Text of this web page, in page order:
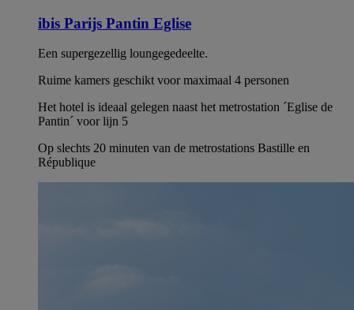
ibis Parijs Pantin Eglise
Een supergezellig loungegedeelte.
Ruime kamers geschikt voor maximaal 4 personen
Het hotel is ideaal gelegen naast het metrostation ´Eglise de
Pantin´ voor lijn 5
Op slechts 20 minuten van de metrostations Bastille en
République